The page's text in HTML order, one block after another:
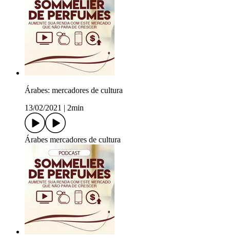
Árabes: mercadores de cultura
13/02/2021
2min
Árabes mercadores de cultura